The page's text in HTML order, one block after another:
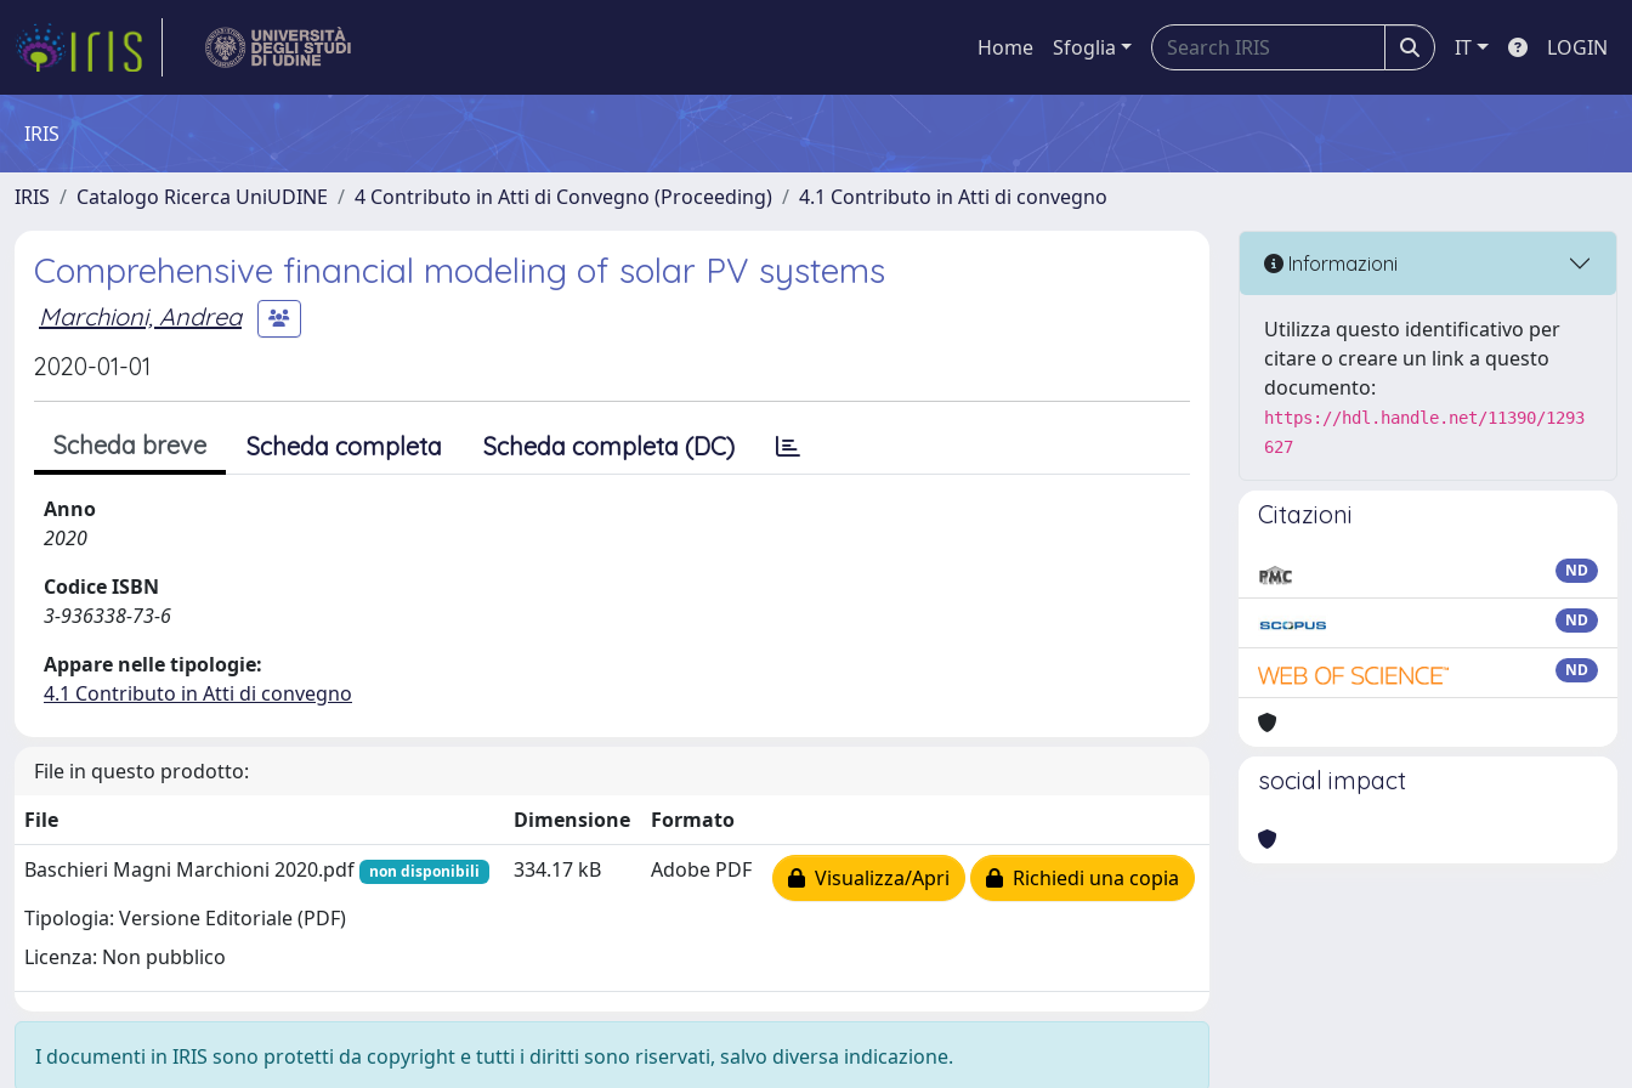
Home Sfoglia IT LOGIN
IRIS
IRIS Catalogo Ricerca UniUDINE 4 Contributo in Atti di Convegno (Proceeding) 4.1 Contributo in Atti di convegno
Comprehensive financial modeling of solar PV systems
Marchioni, Andrea
2020-01-01
Scheda breve Scheda completa Scheda completa (DC)
Anno
2020
Codice ISBN
3-936338-73-6
Appare nelle tipologie:
4.1 Contributo in Atti di convegno
File in questo prodotto:
File
Dimensione
Formato
Baschieri Magni Marchioni 2020.pdf
non disponibili
Tipologia: Versione Editoriale (PDF)
Licenza: Non pubblico
334.17 kB Adobe PDF Visualizza/Apri Richiedi una copia
I documenti in IRIS sono protetti da copyright e tutti i diritti sono riservati, salvo diversa indicazione.
Informazioni
Utilizza questo identificativo per
citare o creare un link a questo
documento:
https://hdl.handle.net/11390/1293
627
Citazioni
ND
ND
ND
social impact